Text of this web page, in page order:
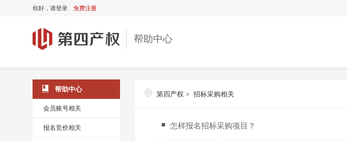
你好， 请登录 免费注册
帮助中心
帮助中心
会员账号相关
报名竞价相关
第四产权 > 招标采购相关
怎样报名招标采购项目？